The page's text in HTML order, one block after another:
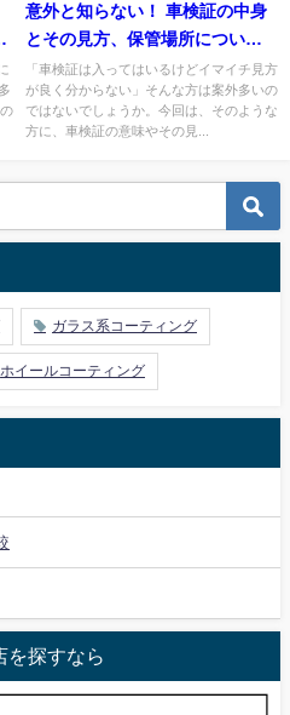
意外と知らない！ 車検証の中身
とその見方、保管場所について
解説！
「車検証は入ってはいるけどイマイチ見方
が良く分からない」そんな方は案外多いの
ではないでしょうか。今回は、そのような
方に、車検証の意味やその見...
ガラス系コーティング
ホイールコーティング
を探すなら